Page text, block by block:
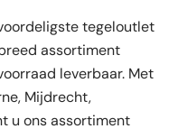
tegeloutlet
assortiment
leverbaar. Met
Mijdrecht,
u ons assortiment